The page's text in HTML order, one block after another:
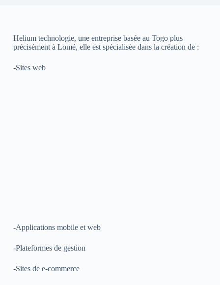
Helium technologie, une entreprise basée au Togo plus
précisément à Lomé, elle est spécialisée dans la création de :
-Sites web
-Applications mobile et web
-Plateformes de gestion
-Sites de e-commerce